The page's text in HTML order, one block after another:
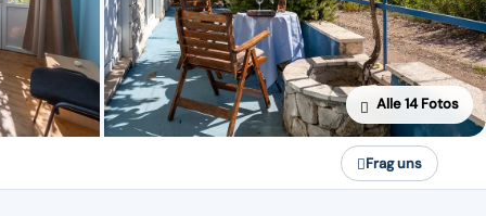
Alle 14 Fotos
Frag uns